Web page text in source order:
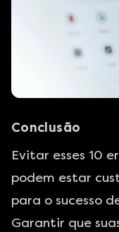
Conclusão
Evitar esses 10
podem estar
para o sucesso
Garantir que